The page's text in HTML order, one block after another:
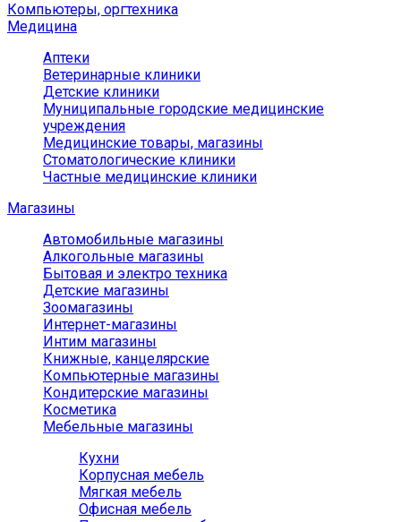
Компьютеры, оргтехника
Медицина
Аптеки
Ветеринарные клиники
Детские клиники
Муниципальные городские медицинские
учреждения
Медицинские товары, магазины
Стоматологические клиники
Частные медицинские клиники
Магазины
Автомобильные магазины
Алкогольные магазины
Бытовая и электро техника
Детские магазины
Зоомагазины
Интернет-магазины
Интим магазины
Книжные, канцелярские
Компьютерные магазины
Кондитерские магазины
Косметика
Мебельные магазины
Кухни
Корпусная мебель
Мягкая мебель
Офисная мебель